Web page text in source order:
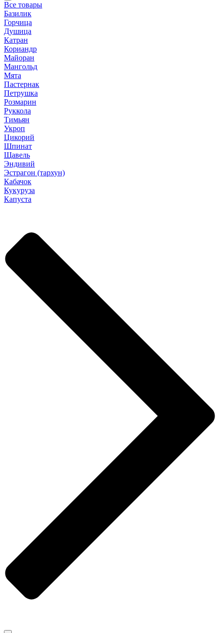
Все товары
Базилик
Горчица
Душица
Катран
Кориандр
Майоран
Мангольд
Мята
Пастернак
Петрушка
Розмарин
Руккола
Тимьян
Укроп
Цикорий
Шпинат
Щавель
Эндивий
Эстрагон (тархун)
Кабачок
Кукуруза
Капуста